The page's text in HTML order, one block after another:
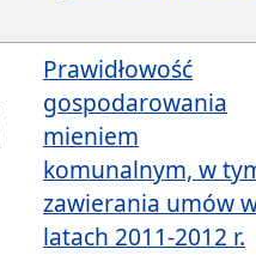
Prawidłowość
gospodarowania
mieniem
komunalnym, w
zawierania umów
latach 2011-2012 r.